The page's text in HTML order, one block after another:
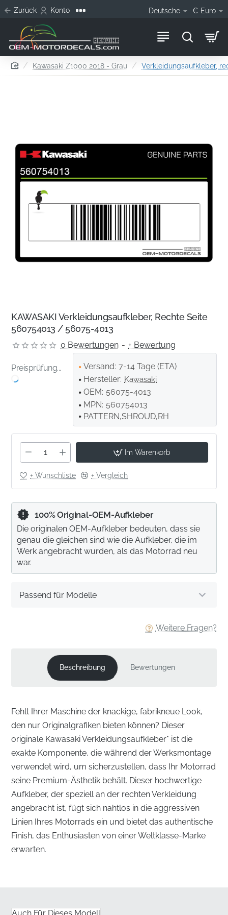
Zurück Konto Deutsche € Euro
homeKawasaki Z1000 2018 - Grau Verkleidungsaufkleber,
KAWASAKI Verkleidungsaufkleber, Rechte Seite
560754013 / 56075-4013
0 Bewertungen - + Bewertung
Preisprüfung... Versand: 7-14 Tage (ETA)
Hersteller: Kawasaki
OEM: 56075-4013
MPN: 560754013
PATTERN,SHROUD,RH
Im Warenkorb
+ Wunschliste + Vergleich
Weitere Fragen?
Passend für Modelle
100% Original-OEM-Aufkleber
Die originalen OEM-Aufkleber bedeuten, dass sie
genau die gleichen sind wie die Aufkleber, die im
Werk angebracht wurden, als das Motorrad neu
war.
Beschreibung Bewertungen
Fehlt Ihrer Maschine der knackige, fabrikneue Look,
den nur Originalgrafiken bieten können? Dieser
originale Kawasaki Verkleidungsaufkleber* ist die
exakte Komponente, die während der Werksmontage
verwendet wird, um sicherzustellen, dass Ihr Motorrad
seine Premium-Ästhetik behält. Dieser hochwertige
Aufkleber, der speziell an der rechten Verkleidung
angebracht ist, fügt sich nahtlos in die aggressiven
Linien Ihres Motorrads ein und bietet das authentische
Finish, das Enthusiasten von einer Weltklasse-Marke
erwarten.
✅UV-Schutz:Entwickelt, um längere Einwirkung von